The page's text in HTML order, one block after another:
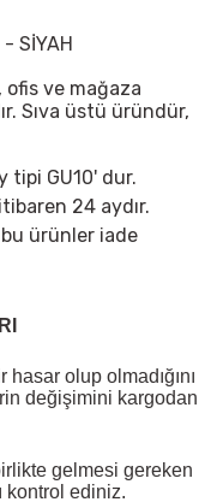
SİYAH
ofis ve mağaza
Sıva üstü üründür,
tipi GU10' dur.
24 aydır.
ürünler iade
olup olmadığını
değişimini kargodan
gelmesi gereken
kontrol ediniz.